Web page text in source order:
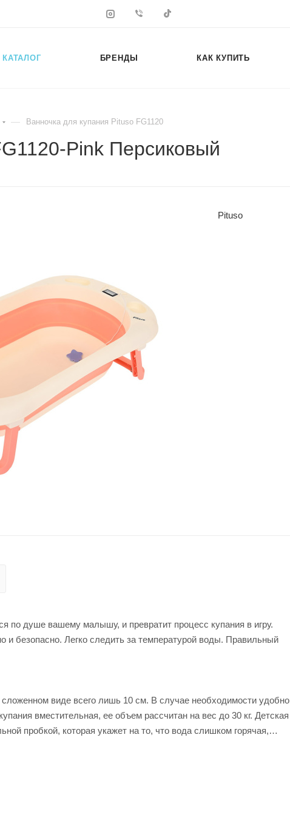
КАТАЛОГ БРЕНДЫ КАК КУПИТЬ
— Ванночка для купания Pituso FG1120
Pink Персиковый
Pituso
по душе вашему малышу, и превратит процесс купания в игру.
безопасно. Легко следить за температурой воды. Правильный
виде всего лишь 10 см. В случае необходимости удобно
вместительная, ее объем рассчитан на вес до 30 кг. Детская
пробкой, которая укажет на то, что вода слишком горячая,